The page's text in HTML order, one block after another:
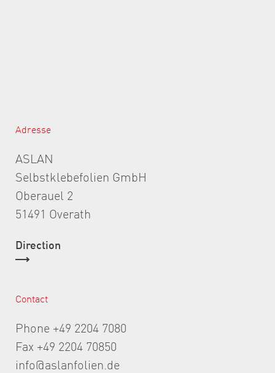
Adresse
ASLAN
Selbstklebefolien GmbH
Oberauel 2
51491 Overath
Direction
Contact
Phone +49 2204 7080
Fax +49 2204 70850
info@aslanfolien.de